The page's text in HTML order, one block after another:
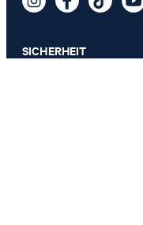
inkl. MwSt
SICHERHEIT